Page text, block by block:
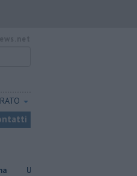
sonda congelata contro le